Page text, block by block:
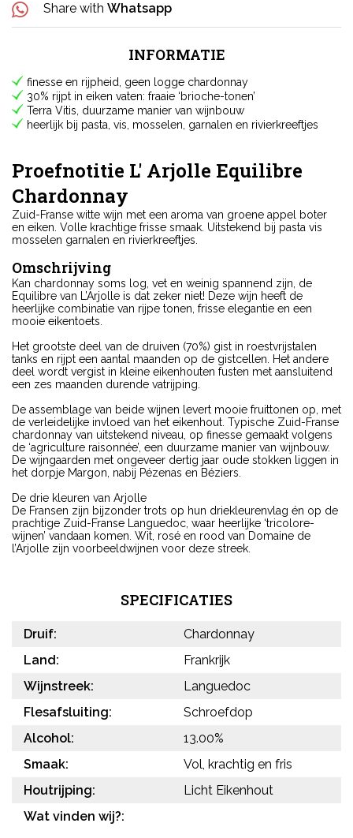
Share with Whatsapp
INFORMATIE
finesse en rijpheid, geen logge chardonnay
30% rijpt in eiken vaten: fraaie ‘brioche-tonen’
Terra Vitis, duurzame manier van wijnbouw
heerlijk bij pasta, vis, mosselen, garnalen en rivierkreeftjes
Proefnotitie L' Arjolle Equilibre
Chardonnay
Zuid-Franse witte wijn met een aroma van groene appel boter
en eiken. Volle krachtige frisse smaak. Uitstekend bij pasta vis
mosselen garnalen en rivierkreeftjes.
Omschrijving
Kan chardonnay soms log, vet en weinig spannend zijn, de
Equilibre van L’Arjolle is dat zeker niet! Deze wijn heeft de
heerlijke combinatie van rijpe tonen, frisse elegantie en een
mooie eikentoets.
Het grootste deel van de druiven (70%) gist in roestvrijstalen
tanks en rijpt een aantal maanden op de gistcellen. Het andere
deel wordt vergist in kleine eikenhouten fusten met aansluitend
een zes maanden durende vatrijping.
De assemblage van beide wijnen levert mooie fruittonen op, met
de verleidelijke invloed van het eikenhout. Typische Zuid-Franse
chardonnay van uitstekend niveau, op finesse gemaakt volgens
de ‘agriculture raisonnée’, een duurzame manier van wijnbouw.
De wijngaarden met ongeveer dertig jaar oude stokken liggen in
het dorpje Margon, nabij Pézenas en Béziers.
De drie kleuren van Arjolle
De Fransen zijn bijzonder trots op hun driekleurenvlag én op de
prachtige Zuid-Franse Languedoc, waar heerlijke ‘tricolore-
wijnen’ vandaan komen. Wit, rosé en rood van Domaine de
l’Arjolle zijn voorbeeldwijnen voor deze streek.
SPECIFICATIES
Druif:
Chardonnay
Land:
Frankrijk
Wijnstreek:
Languedoc
Flesafsluiting:
Schroefdop
Alcohol:
13.00%
Smaak:
Vol, krachtig en fris
Houtrijping:
Licht Eikenhout
Wat vinden wij?: